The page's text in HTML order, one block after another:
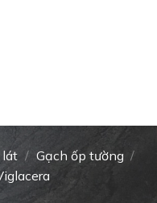
lát / Gạch ốp tường /